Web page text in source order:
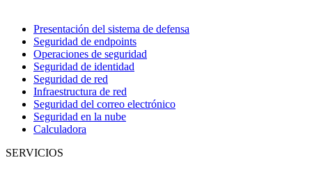
Presentación del sistema de defensa
Seguridad de endpoints
Operaciones de seguridad
Seguridad de identidad
Seguridad de red
Infraestructura de red
Seguridad del correo electrónico
Seguridad en la nube
Calculadora
SERVICIOS